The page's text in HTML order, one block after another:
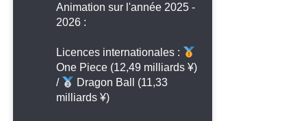
Animation sur l'année 2025 -
2026 :
Licences internationales :
One Piece (12,49 milliards ¥)
/
Dragon Ball (11,33
milliards ¥)